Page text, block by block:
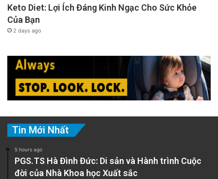
Keto Diet: Lợi Ích Đáng Kinh Ngạc Cho Sức Khỏe
Của Bạn
2 days ago
Tin Mới Nhất
5 hours ago
PGS.TS Hà Đình Đức: Di sản và Hành trình Cuộc
đời của Nhà Khoa học Xuất sắc